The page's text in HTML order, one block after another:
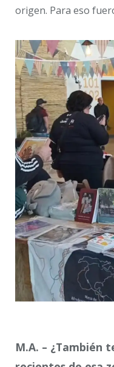
origen. Para eso
M.A. – ¿También